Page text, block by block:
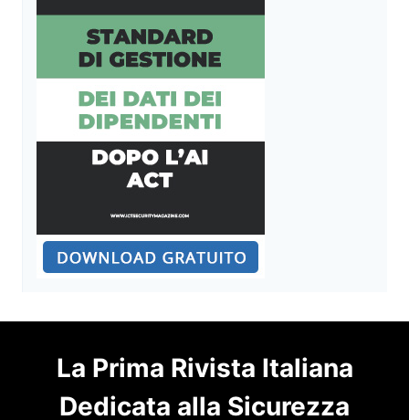
La Prima Rivista Italiana
Dedicata alla Sicurezza